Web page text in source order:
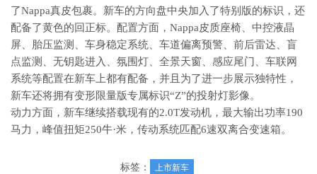
了Nappa真皮包裹。新车的方向盘中央加入了特别版的标识，还
配备了黄色的回正标。配置方面，Nappa皮质座椅、中控液晶
屏、胎压监测、车身稳定系统、车道偏离预警、前后雷达、盲
点监测、无钥匙进入、氛围灯、全景天窗、感应尾门、车联网
系统等配置在新车上都有配备，并且为了进一步展示独特性，
新车还将拥有变形限量版专属标识“Z”的投射灯影像。
动力方面，新车继续搭载现有的2.0T发动机，最大输出功率190
马力，峰值扭矩250牛·米，传动系统匹配6速双离合变速箱。
标签： 上市新车